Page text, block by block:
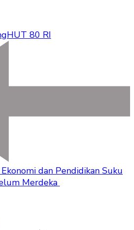
HUT 80 RI
Ekonomi dan Pendidikan Suku
Merdeka